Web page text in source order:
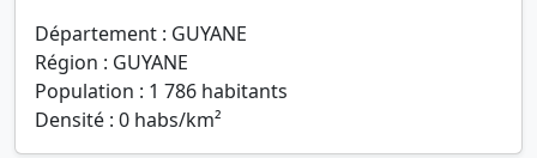
Département : GUYANE
Région : GUYANE
Population : 1 786 habitants
Densité : 0 habs/km²